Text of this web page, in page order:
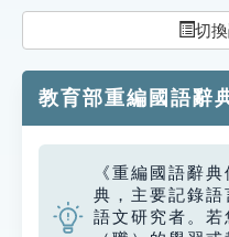
索引選單
單字索引
生命大百科索引
遊戲專區
切
教育部重編國語辭
《重編國語辭
典，主要記錄語
語文研究者。若